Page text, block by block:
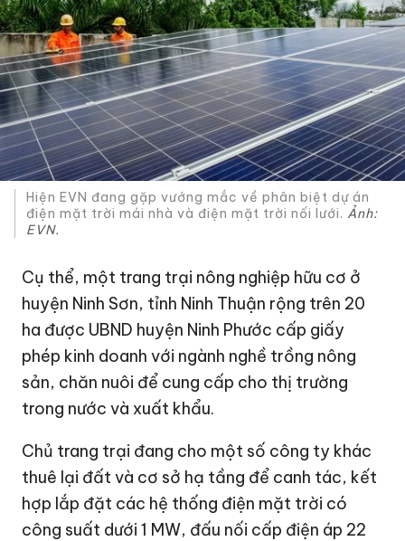
Hiện EVN đang gặp vướng mắc về phân biệt dự án
điện mặt trời mái nhà và điện mặt trời nối lưới. Ảnh:
EVN.
Cụ thể, một trang trại nông nghiệp hữu cơ ở
huyện Ninh Sơn, tỉnh Ninh Thuận rộng trên 20
ha được UBND huyện Ninh Phước cấp giấy
phép kinh doanh với ngành nghề trồng nông
sản, chăn nuôi để cung cấp cho thị trường
trong nước và xuất khẩu.
Chủ trang trại đang cho một số công ty khác
thuê lại đất và cơ sở hạ tầng để canh tác, kết
hợp lắp đặt các hệ thống điện mặt trời có
công suất dưới 1 MW, đấu nối cấp điện áp 22